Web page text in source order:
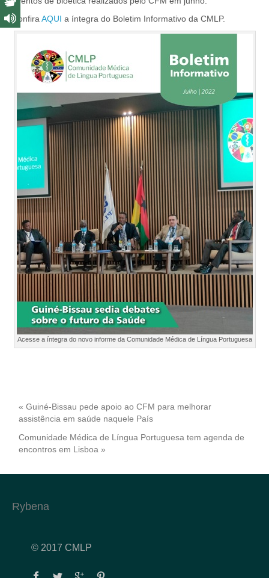
ConfiraAQUI a íntegra do Boletim Informativo da CMLP.
Acesse a íntegra do novo informe da Comunidade Médica de Língua Portuguesa
« Guiné-Bissau pede apoio ao CFM para melhorar
assistência em saúde naquele País
Comunidade Médica de Língua Portuguesa tem agenda de
encontros em Lisboa »
Rybena
© 2017 CMLP